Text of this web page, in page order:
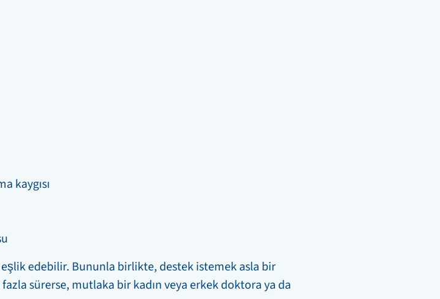
kaygısı
edebilir. Bununla birlikte, destek istemek asla bir
sürerse, mutlaka bir kadın veya erkek doktora ya da